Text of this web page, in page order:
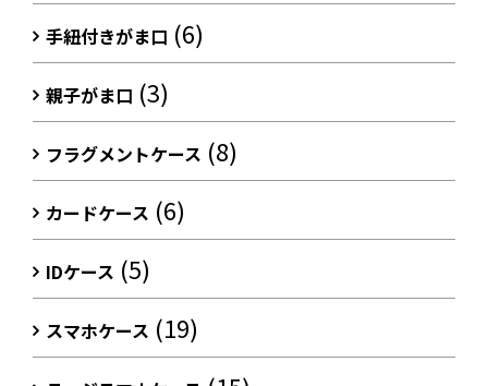
手紐付きがま口 (6)
親子がま口 (3)
フラグメントケース (8)
カードケース (6)
IDケース (5)
スマホケース (19)